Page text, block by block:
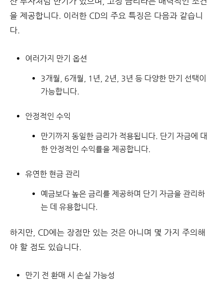
을 제공합니다. 이러한 CD의 주요 특징은 다음과 같습니
다.
여러가지 만기 옵션
3개월, 6개월, 1년, 2년, 3년 등 다양한 만기 선택이
가능합니다.
안정적인 수익
만기까지 동일한 금리가 적용됩니다. 단기 자금에 대
한 안정적인 수익률을 제공합니다.
유연한 현금 관리
예금보다 높은 금리를 제공하며 단기 자금을 관리하
는 데 유용합니다.
하지만, CD에는 장점만 있는 것은 아니며 몇 가지 주의해
야 할 점도 있습니다.
만기 전 환매 시 손실 가능성